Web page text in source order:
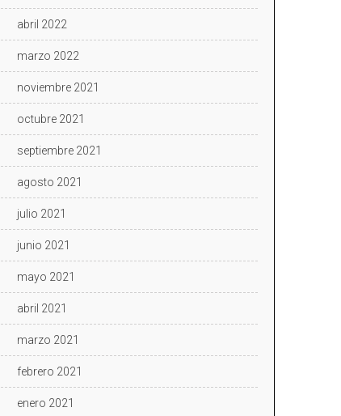
abril 2022
marzo 2022
noviembre 2021
octubre 2021
septiembre 2021
agosto 2021
julio 2021
junio 2021
mayo 2021
abril 2021
marzo 2021
febrero 2021
enero 2021